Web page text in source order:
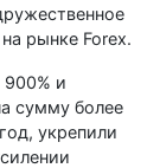
рынке Forex.
900% и
сумму более
укрепили